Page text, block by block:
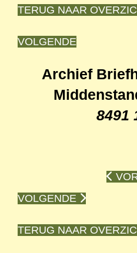
TERUG NAAR
VOLGENDE
Archief
8491
VOLGENDE
TERUG NAAR